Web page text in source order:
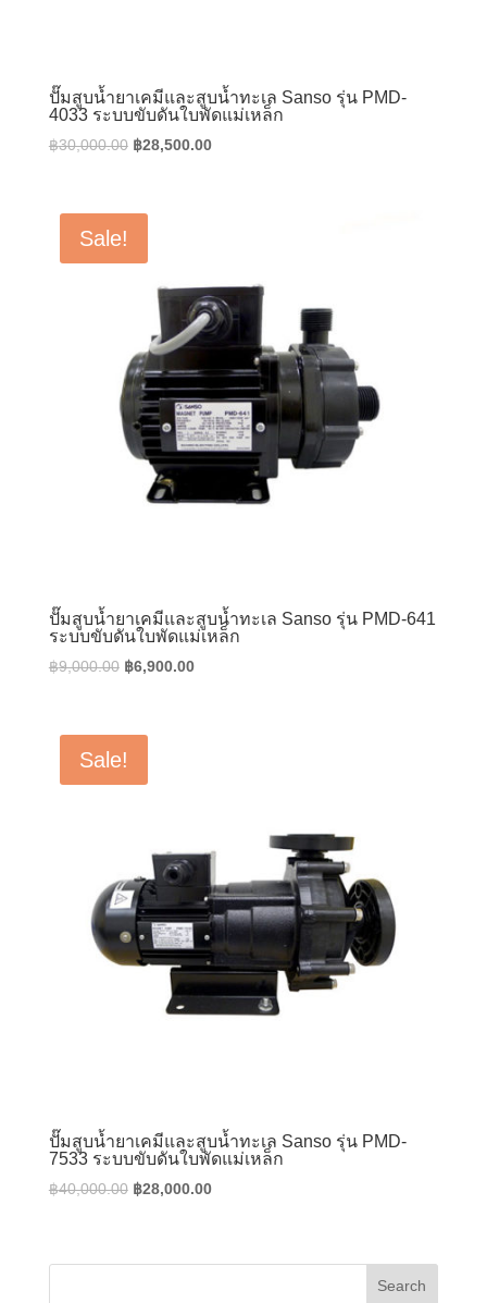
ปั๊มสูบน้ำยาเคมีและสูบน้ำทะเล Sanso รุ่น PMD-
4033 ระบบขับดันใบพัดแม่เหล็ก
฿30,000.00 Original
฿30,000.00.
฿28,500.00Current
Sale!
ปั๊มสูบน้ำยาเคมีและสูบน้ำทะเล Sanso รุ่น PMD-641
ระบบขับดันใบพัดแม่เหล็ก
฿9,000.00 Original
฿9,000.00.
฿6,900.00Current
Sale!
ปั๊มสูบน้ำยาเคมีและสูบน้ำทะเล Sanso รุ่น PMD-
7533 ระบบขับดันใบพัดแม่เหล็ก
฿40,000.00 Original
฿40,000.00.
฿28,000.00Current
฿28,000.00.